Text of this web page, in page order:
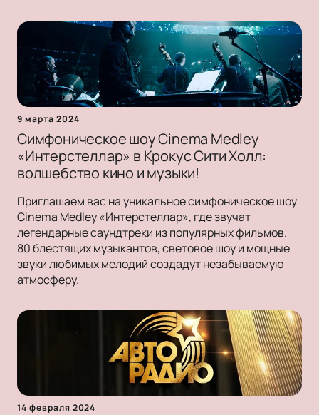
9 марта 2024
Симфоническое шоу Cinema Medley
«Интерстеллар» в Крокус Сити Холл:
волшебство кино и музыки!
Приглашаем вас на уникальное симфоническое шоу
Cinema Medley «Интерстеллар», где звучат
легендарные саундтреки из популярных фильмов.
80 блестящих музыкантов, световое шоу и мощные
звуки любимых мелодий создадут незабываемую
атмосферу.
14 февраля 2024